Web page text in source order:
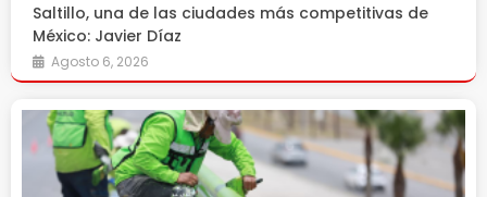
Saltillo, una de las ciudades más competitivas de
México: Javier Díaz
Agosto 6, 2026